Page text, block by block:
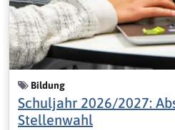
Bildung
Schuljahr 2026/2027:
Stellenwahl